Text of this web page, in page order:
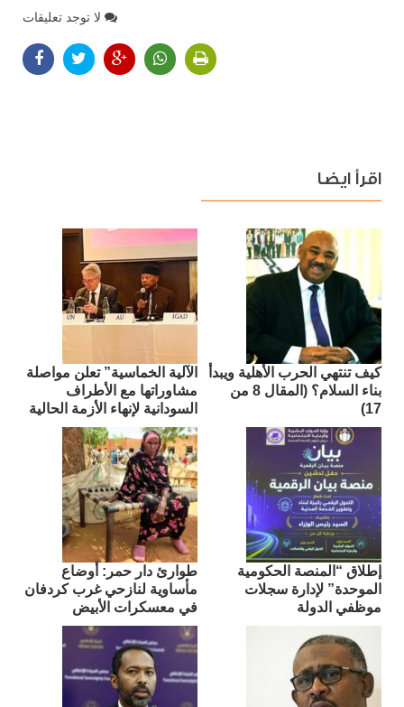
لا توجد تعليقات
اقرأ ايضا
كيف تنتهي الحرب الأهلية ويبدأ
بناء السلام؟ (المقال 8 من
17)
الآلية الخماسية” تعلن مواصلة
مشاوراتها مع الأطراف
السودانية لإنهاء الأزمة الحالية
إطلاق “المنصة الحكومية
الموحدة” لإدارة سجلات
موظفي الدولة
طوارئ دار حمر: أوضاع
مأساوية لنازحي غرب كردفان
في معسكرات الأبيض